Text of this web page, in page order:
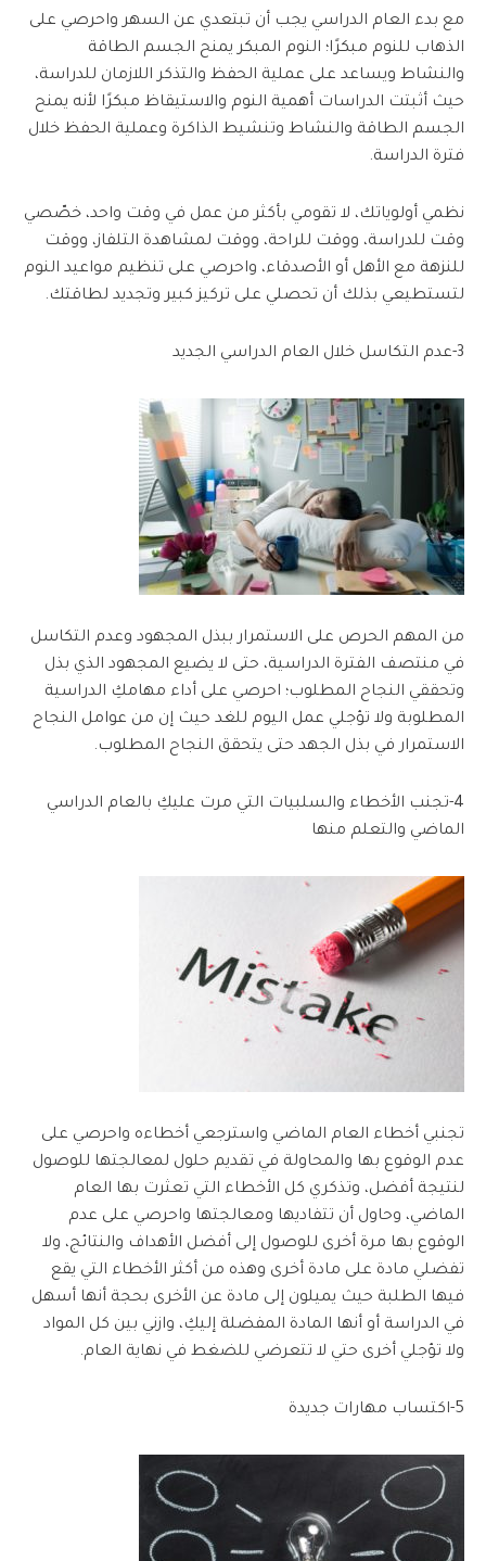
مع بدء العام الدراسي يجب أن تبتعدي عن السهر واحرصي على
الذهاب للنوم مبكرًا؛ النوم المبكر يمنح الجسم الطاقة
والنشاط ويساعد على عملية الحفظ والتذكر اللازمان للدراسة،
حيث أثبتت الدراسات أهمية النوم والاستيقاظ مبكرًا لأنه يمنح
الجسم الطاقة والنشاط وتنشيط الذاكرة وعملية الحفظ خلال
فترة الدراسة.
نظمي أولوياتك، لا تقومي بأكثر من عمل في وقت واحد، خصّصي
وقت للدراسة، ووقت للراحة، ووقت لمشاهدة التلفاز، ووقت
للنزهة مع الأهل أو الأصدقاء، واحرصي على تنظيم مواعيد النوم
لتستطيعي بذلك أن تحصلي على تركيز كبير وتجديد لطاقتك.
3-عدم التكاسل خلال العام الدراسي الجديد
من المهم الحرص على الاستمرار ببذل المجهود وعدم التكاسل
في منتصف الفترة الدراسية، حتى لا يضيع المجهود الذي بذل
وتحققي النجاح المطلوب؛ احرصي على أداء مهامكِ الدراسية
المطلوبة ولا تؤجلي عمل اليوم للغد حيث إن من عوامل النجاح
الاستمرار في بذل الجهد حتى يتحقق النجاح المطلوب.
4-تجنب الأخطاء والسلبيات التي مرت عليكِ بالعام الدراسي
الماضي والتعلم منها
تجنبي أخطاء العام الماضي واسترجعي أخطاءه واحرصي على
عدم الوقوع بها والمحاولة في تقديم حلول لمعالجتها للوصول
لنتيجة أفضل، وتذكري كل الأخطاء التي تعثرت بها العام
الماضي، وحاول أن تتفاديها ومعالجتها واحرصي على عدم
الوقوع بها مرة أخرى للوصول إلى أفضل الأهداف والنتائج، ولا
تفضلي مادة على مادة أخرى وهذه من أكثر الأخطاء التي يقع
فيها الطلبة حيث يميلون إلى مادة عن الأخرى بحجة أنها أسهل
في الدراسة أو أنها المادة المفضلة إليكِ، وازني بين كل المواد
ولا تؤجلي أخرى حتي لا تتعرضي للضغط في نهاية العام.
5-اكتساب مهارات جديدة